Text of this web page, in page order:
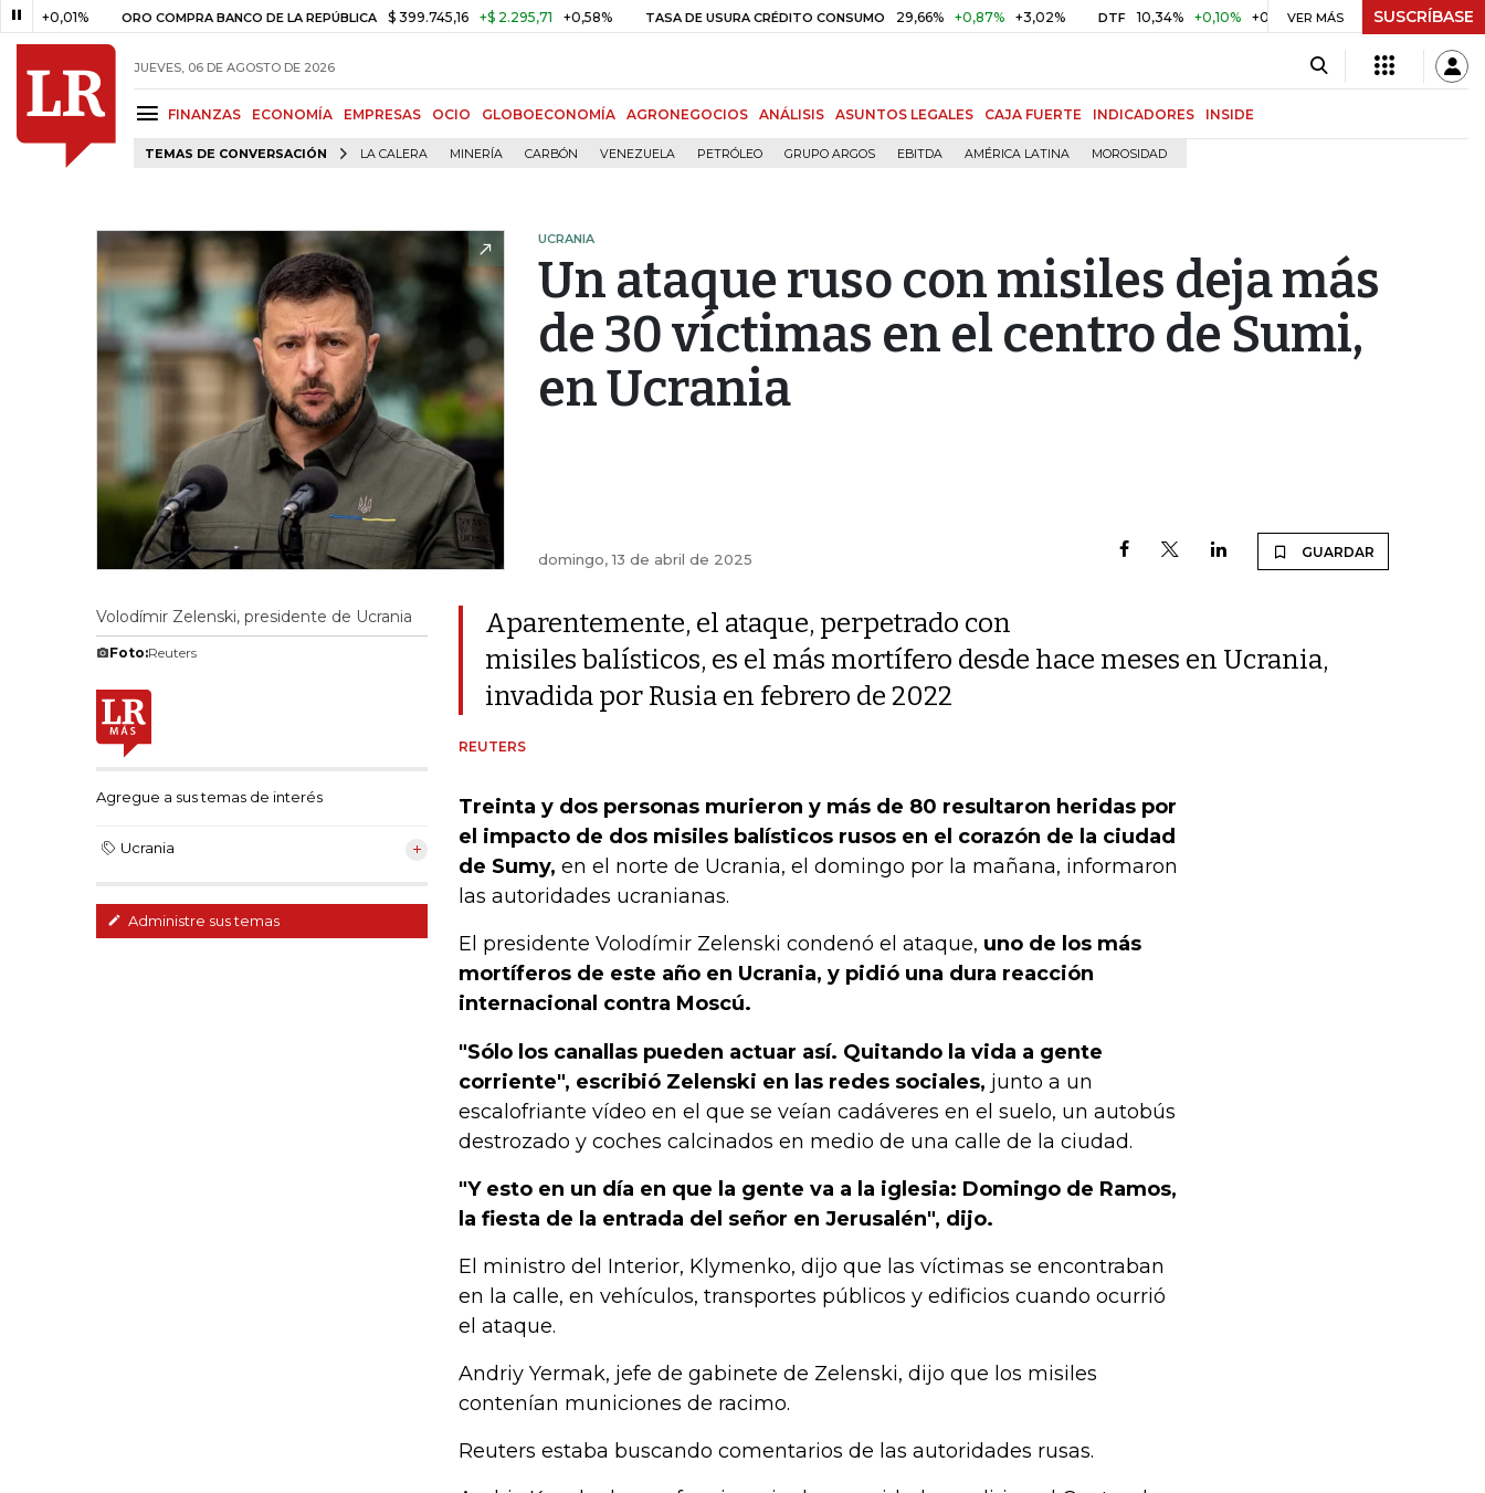
ORO COMPRA BANCO DE LA REPÚBLICA $ 399.745,16 +$ 2.295,71 +0,58% TASA DE USURA CRÉDITO CONSUMO 29,66% +0,87% +3,02% DTF 10,34% +0,10% +0,98% UVR $ 416,86 +$ 0,05 +0,01%
VER MÁS SUSCRÍBASE
JUEVES, 06 DE AGOSTO DE 2026
FINANZAS ECONOMÍA EMPRESAS OCIO GLOBOECONOMÍA AGRONEGOCIOS ANÁLISIS ASUNTOS LEGALES CAJA FUERTE INDICADORES INSIDE
TEMAS DE CONVERSACIÓN LA CALERA MINERÍA CARBÓN VENEZUELA PETRÓLEO GRUPO ARGOS EBITDA AMÉRICA LATINA MOROSIDAD
UCRANIA
Un ataque ruso con misiles deja más
de 30 víctimas en el centro de Sumi,
en Ucrania
domingo, 13 de abril de 2025 GUARDAR
Volodímir Zelenski, presidente de Ucrania
Foto:Reuters
Agregue a sus temas de interés
Ucrania
Administre sus temas
Aparentemente, el ataque, perpetrado con
misiles balísticos, es el más mortífero desde hace meses en Ucrania,
invadida por Rusia en febrero de 2022
REUTERS
Treinta y dos personas murieron y más de 80 resultaron heridas por
el impacto de dos misiles balísticos rusos en el corazón de la ciudad
de Sumy, en el norte de Ucrania, el domingo por la mañana, informaron
las autoridades ucranianas.
El presidente Volodímir Zelenski condenó el ataque, uno de los más
mortíferos de este año en Ucrania, y pidió una dura reacción
internacional contra Moscú.
"Sólo los canallas pueden actuar así. Quitando la vida a gente
corriente", escribió Zelenski en las redes sociales, junto a un
escalofriante vídeo en el que se veían cadáveres en el suelo, un autobús
destrozado y coches calcinados en medio de una calle de la ciudad.
"Y esto en un día en que la gente va a la iglesia: Domingo de Ramos,
la fiesta de la entrada del señor en Jerusalén", dijo.
El ministro del Interior, Klymenko, dijo que las víctimas se encontraban
en la calle, en vehículos, transportes públicos y edificios cuando ocurrió
el ataque.
Andriy Yermak, jefe de gabinete de Zelenski, dijo que los misiles
contenían municiones de racimo.
Reuters estaba buscando comentarios de las autoridades rusas.